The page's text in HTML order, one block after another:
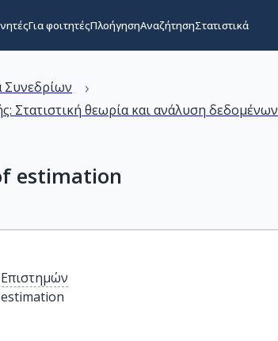
Για φοιτητέςΠλοήγησηΑναζήτησηΣτατιστικά
Συνεδρίων ›
Στατιστική θεωρία και ανάλυση
estimation